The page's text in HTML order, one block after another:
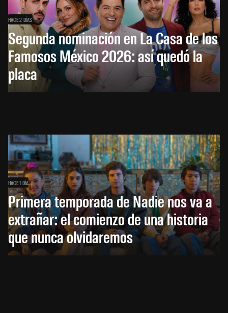
HACE 2 DÍAS
Segunda nominación en La Casa de los
Famosos México 2026: así quedó la
placa
HACE 1 DÍA
Primera temporada de Nadie nos va a
extrañar: el comienzo de una historia
que nunca olvidaremos